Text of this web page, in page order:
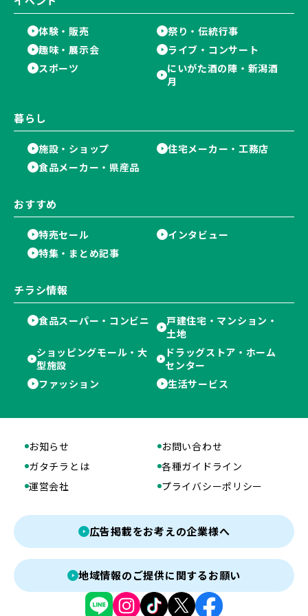
体験・販売
祭り・伝統行事
趣味・展示会
ライブ・コンサート
スポーツ
にいがた酒の陣・新潟酒
月
暮らし
施設・ショップ
住宅メーカー・工務店
食品メーカー・県産品
おすすめ
特売セール
インタビュー
特集・まとめ記事
チラシ情報
食品スーパー・コンビニ
戸建住宅・マンション・
土地
ショッピングモール・大
型施設
ドラッグストア・ホーム
センター
ファッション
生活サービス
お知らせ
お問い合わせ
ガタチラとは
各種ガイドライン
運営会社
プライバシーポリシー
広告掲載をお考えの企業様へ
地域情報のご提供に関するお願い